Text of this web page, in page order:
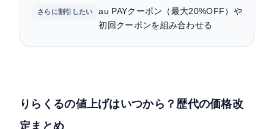
さらに割引したい
au PAYクーポン（最大20%OFF）や
初回クーポンを組み合わせる
りらくるの値上げはいつから？歴代の価格改
定まとめ